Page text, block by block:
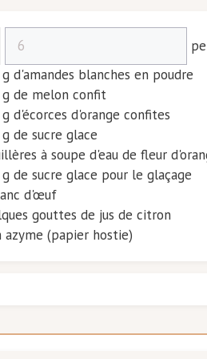
g d'amandes blanches en poudre
g de melon confit
g d'écorces d'orange confites
g de sucre glace
à soupe d'eau de fleur
g de sucre glace pour le glaçage
d'œuf
gouttes de jus de citron
azyme (papier hostie)